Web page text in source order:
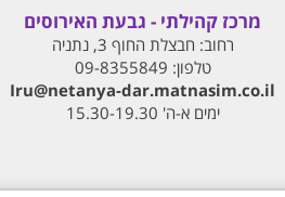
מרכז קהילתי - גבעת האירוסים
רחוב: חבצלת החוף 3, נתניה
טלפון: 09-8355849
Iru@netanya-dar.matnasim.co.il‏
ימים א-ה' 15.30-19.30